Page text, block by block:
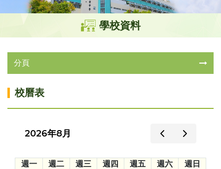
學校資料
分頁
校曆表
2026年8月
週一 週二 週三 週四 週五 週六
週日